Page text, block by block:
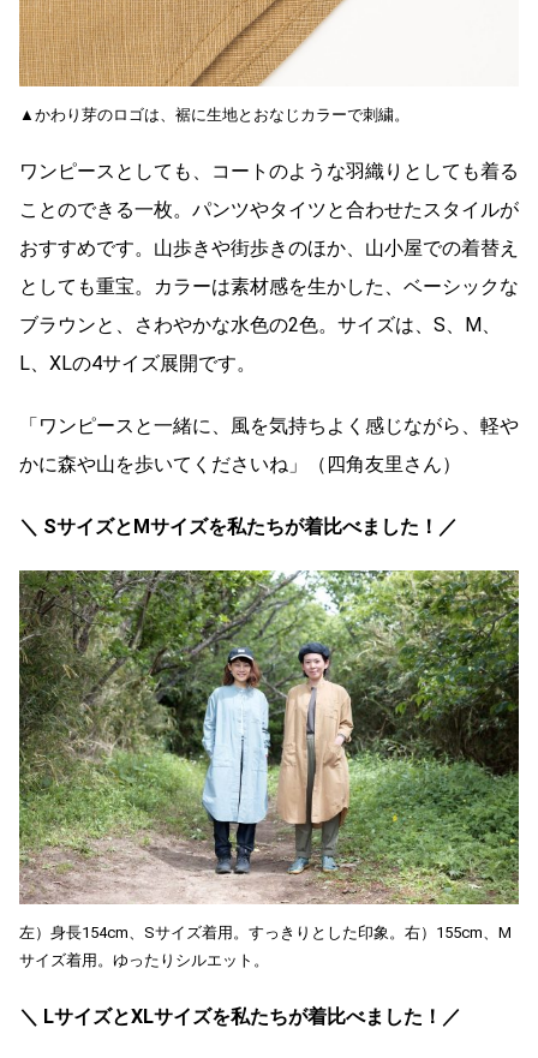
▲かわり芽のロゴは、裾に生地とおなじカラーで刺繍。
ワンピースとしても、コートのような羽織りとしても着る
ことのできる一枚。パンツやタイツと合わせたスタイルが
おすすめです。山歩きや街歩きのほか、山小屋での着替え
としても重宝。カラーは素材感を生かした、ベーシックな
ブラウンと、さわやかな水色の2色。サイズは、S、M、
L、XLの4サイズ展開です。
「ワンピースと一緒に、風を気持ちよく感じながら、軽や
かに森や山を歩いてくださいね」（四角友里さん）
＼ SサイズとMサイズを私たちが着比べました！／
左）身長154cm、Sサイズ着用。すっきりとした印象。右）155cm、M
サイズ着用。ゆったりシルエット。
＼ LサイズとXLサイズを私たちが着比べました！／